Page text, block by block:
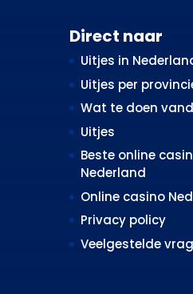
Direct naar
Uitjes in
Uitjes per
Wat te doen
Uitjes
Beste online
Nederland
Online casino
Privacy policy
Veelgestelde